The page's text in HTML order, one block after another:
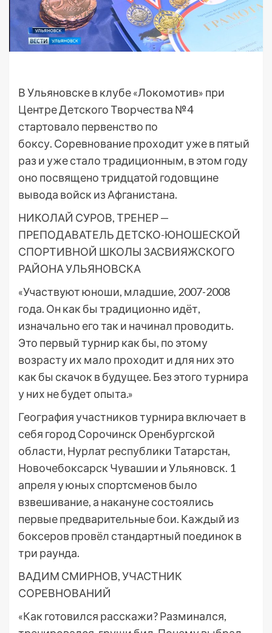
В Ульяновске в клубе «Локомотив» при
Центре Детского Творчества №4
стартовало первенство по
боксу. Соревнование проходит уже в пятый
раз и уже стало традиционным, в этом году
оно посвящено тридцатой годовщине
вывода войск из Афганистана.
НИКОЛАЙ СУРОВ, ТРЕНЕР —
ПРЕПОДАВАТЕЛЬ ДЕТСКО-ЮНОШЕСКОЙ
СПОРТИВНОЙ ШКОЛЫ ЗАСВИЯЖСКОГО
РАЙОНА УЛЬЯНОВСКА
«Участвуют юноши, младшие, 2007-2008
года. Он как бы традиционно идёт,
изначально его так и начинал проводить.
Это первый турнир как бы, по этому
возрасту их мало проходит и для них это
как бы скачок в будущее. Без этого турнира
у них не будет опыта.»
География участников турнира включает в
себя город Сорочинск Оренбургской
области, Нурлат республики Татарстан,
Новочебоксарск Чувашии и Ульяновск. 1
апреля у юных спортсменов было
взвешивание, а накануне состоялись
первые предварительные бои. Каждый из
боксеров провёл стандартный поединок в
три раунда.
ВАДИМ СМИРНОВ, УЧАСТНИК
СОРЕВНОВАНИЙ
«Как готовился расскажи? Разминался,